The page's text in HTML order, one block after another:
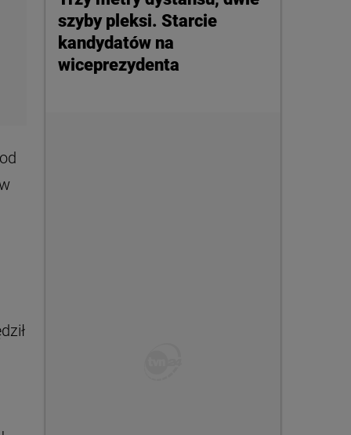
szyby pleksi. Starcie
kandydatów na
wiceprezydenta